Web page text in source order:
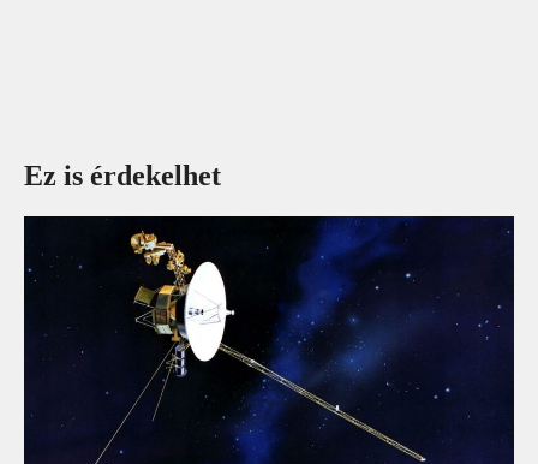
Ez is érdekelhet